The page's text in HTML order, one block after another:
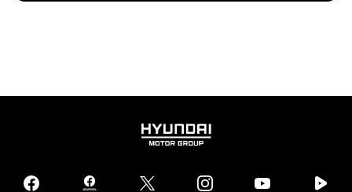
HYUNDAI
GROUP